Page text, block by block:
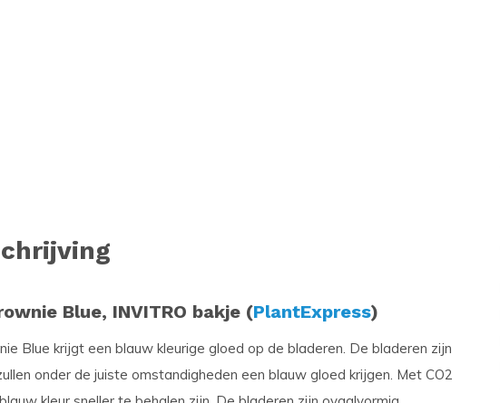
Blue, INVITRO bakje (PlantExpress)
Blue krijgt een blauw kleurige gloed op de bladeren. De bladeren zijn
onder de juiste omstandigheden een blauw gloed krijgen. Met CO2